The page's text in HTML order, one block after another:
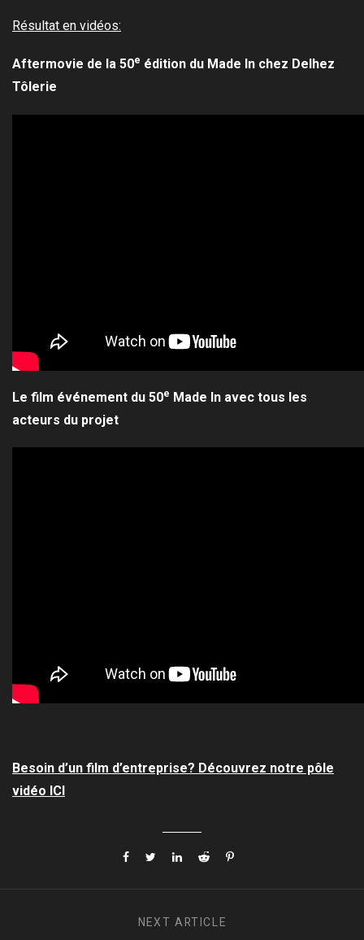
Résultat en vidéos:
Aftermovie de la 50e édition du Made In chez Delhez
Tôlerie
Le film événement du 50e Made In avec tous les
acteurs du projet
Besoin d’un film d’entreprise? Découvrez notre pôle
vidéo ICI
NEXT ARTICLE